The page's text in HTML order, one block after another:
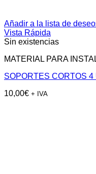
Añadir a la lista de
Vista Rápida
Sin existencias
MATERIAL PARA
SOPORTES CORTOS
10,00€ + IVA